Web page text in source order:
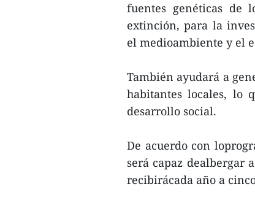
fuentes genéticas de
extinción, para la
el medioambiente y el
También ayudará a
habitantes locales, lo
desarrollo social.
De acuerdo con
será capaz dealbergar
recibirácada año a